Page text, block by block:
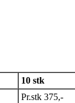
10 stk
Pr.stk 375,-